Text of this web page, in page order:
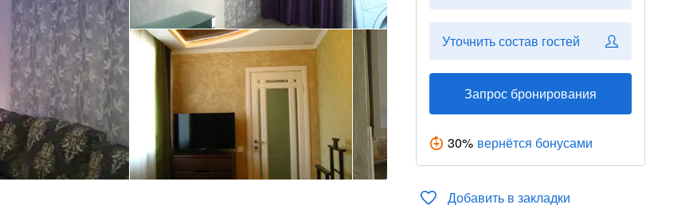
Уточнить состав гостей
Запрос бронирования
30% вернётся бонусами
Добавить в закладки